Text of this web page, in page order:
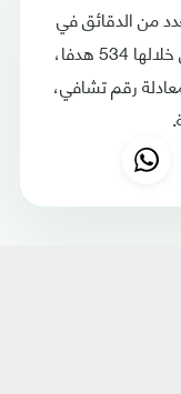
من الدقائق في
619 مباراة، منها 549 لقاء أساسيا، سجل خلالها 534 هدفا،
8611 دقيقة، لمعادلة رقم تشافي،